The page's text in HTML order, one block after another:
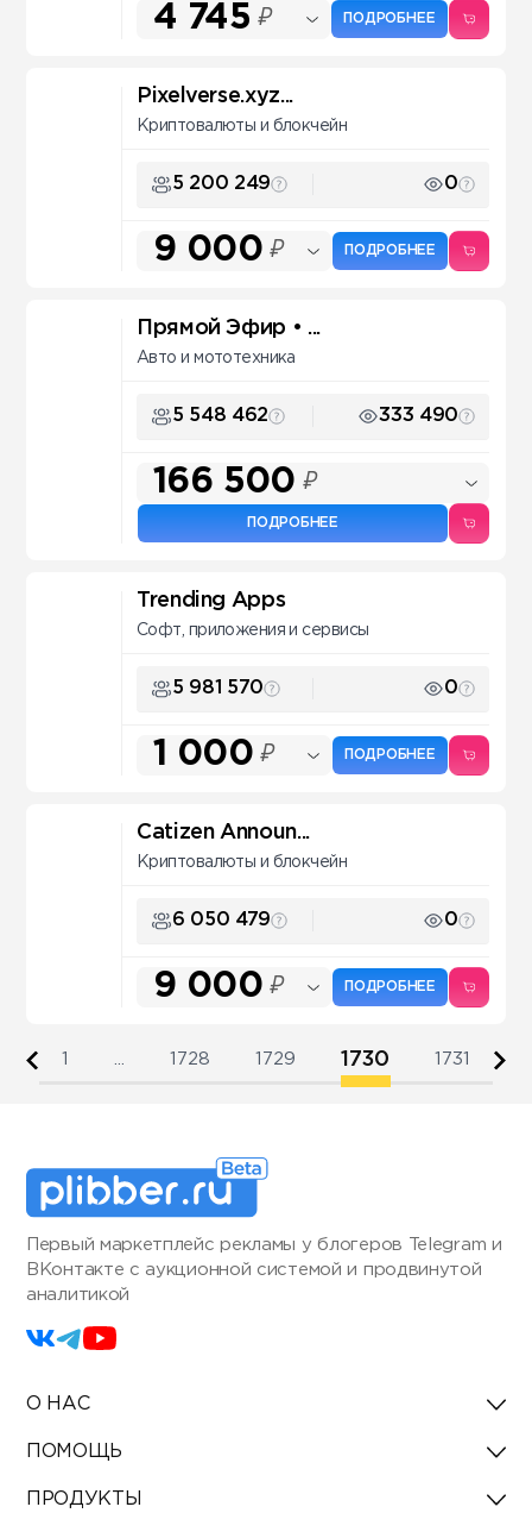
4 745 ₽ ПОДРОБНЕЕ
Pixelverse.xyz...
Криптовалюты и блокчейн
5 200 249 0
9 000 ₽ ПОДРОБНЕЕ
Прямой Эфир • ...
Авто и мототехника
5 548 462 333 490
166 500 ₽
ПОДРОБНЕЕ
Trending Apps
Софт, приложения и сервисы
5 981 570 0
1 000 ₽ ПОДРОБНЕЕ
Catizen Announ...
Криптовалюты и блокчейн
6 050 479 0
9 000 ₽ ПОДРОБНЕЕ
1728 1729 1730 1731
Первый маркетплейс рекламы у блогеров Telegram и
ВКонтакте с аукционной системой и продвинутой
аналитикой
О НАС
ПОМОЩЬ
ПРОДУКТЫ